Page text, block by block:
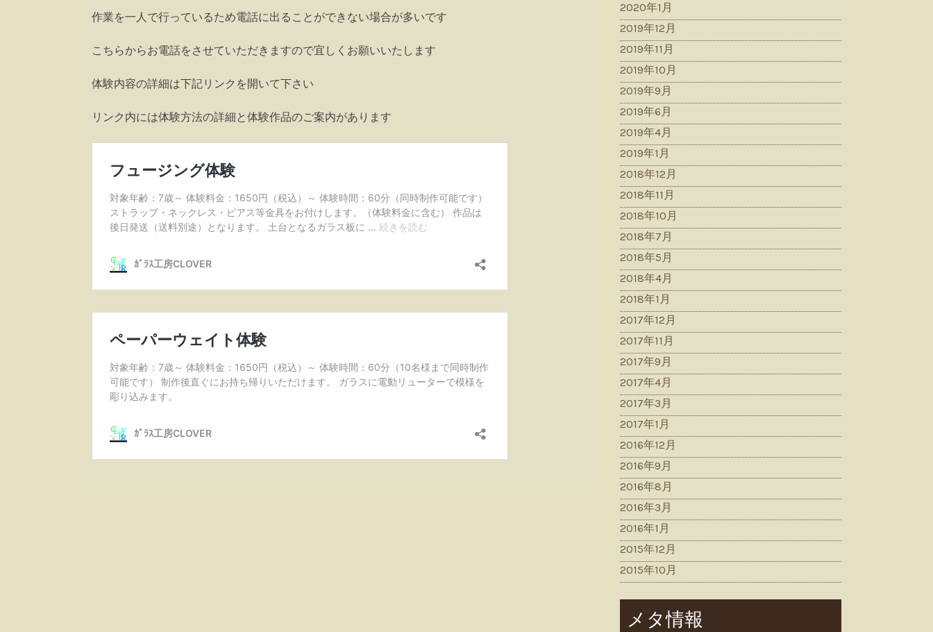
作業を一人で行っているため電話に出ることができない場合が多いです
こちらからお電話をさせていただきますので宜しくお願いいたします
体験内容の詳細は下記リンクを開いて下さい
リンク内には体験方法の詳細と体験作品のご案内があります
2020年1月
2019年12月
2019年11月
2019年10月
2019年9月
2019年6月
2019年4月
2019年1月
2018年12月
2018年11月
2018年10月
2018年7月
2018年5月
2018年4月
2018年1月
2017年12月
2017年11月
2017年9月
2017年4月
2017年3月
2017年1月
2016年12月
2016年9月
2016年8月
2016年3月
2016年1月
2015年12月
2015年10月
メタ情報